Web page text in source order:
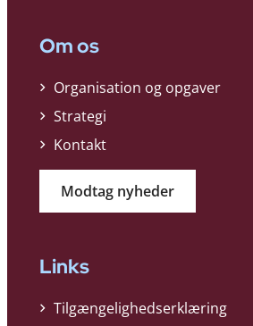
Om os
Organisation og opgaver
Strategi
Kontakt
Modtag nyheder
Links
Tilgængelighedserklæring